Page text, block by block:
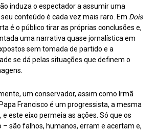
induza o espectador a assumir uma
conteúdo é cada vez mais raro. Em Dois
é o público tirar as próprias conclusões e,
uma narrativa quase jornalística em
sem tomada de partido e a
se dá pelas situações que definem o
um conservador, assim como Irmã
Francisco é um progressista, a mesma
e este eixo permeia as ações. Só que os
– são falhos, humanos, erram e acertam e,